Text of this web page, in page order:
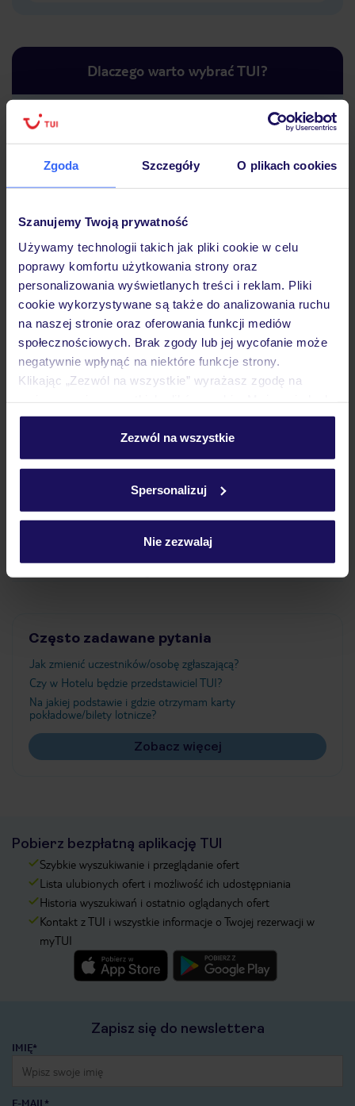
Zgoda Szczegóły O plikach cookies
Szanujemy Twoją prywatność
Używamy technologii takich jak pliki cookie w celu
poprawy komfortu użytkowania strony oraz
personalizowania wyświetlanych treści i reklam. Pliki
cookie wykorzystywane są także do analizowania ruchu
na naszej stronie oraz oferowania funkcji mediów
społecznościowych. Brak zgody lub jej wycofanie może
negatywnie wpłynąć na niektóre funkcje strony.
Klikając „Zezwól na wszystkie” wyrażasz zgodę na
personalizować swój wybór wchodząc w zakładkę
Szczegółowe informacje o plikach cookie znajdziesz
Zezwól na wszystkie
Spersonalizuj
Nie zezwalaj
Dlaczego warto wybrać TUI?
podróży w Polsce
Hotel
Opinie
Pokoje
Atrakcje
Ważne informacje
Często zadawane pytania
Jak zmienić uczestników/osobę zgłaszającą?
Czy w Hotelu będzie przedstawiciel TUI?
Na jakiej podstawie i gdzie otrzymam karty
pokładowe/bilety lotnicze?
Zobacz więcej
Pobierz bezpłatną aplikację TUI
Szybkie wyszukiwanie i przeglądanie ofert
Lista ulubionych ofert i możliwość ich udostępniania
Historia wyszukiwań i ostatnio oglądanych ofert
Kontakt z TUI i wszystkie informacje o Twojej rezerwacji w
myTUI
Zapisz się do newslettera
IMIĘ*
E-MAIL*